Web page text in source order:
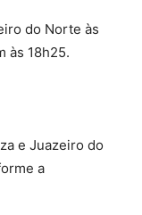
do Norte às
às 18h25.
e Juazeiro do
a